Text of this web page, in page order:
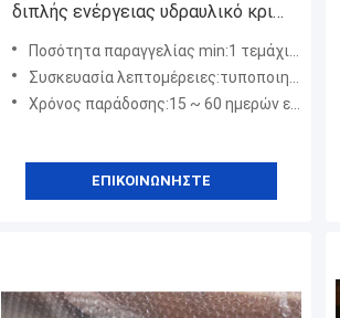
διπλής ενέργειας υδραυλικό κριό
κυλίνδρων εμβόλων υδραυλικό
Ποσότητα παραγγελίας min:1 τεμάχιο / Τεμάχια
Συσκευασία λεπτομέρειες:τυποποιημένο λογισμικό κατά την εξαγωγή
Χρόνος παράδοσης:15 ~ 60 ημερών εξαρτάται από τον τύπο προϊόντων
ΕΠΙΚΟΙΝΩΝΉΣΤΕ